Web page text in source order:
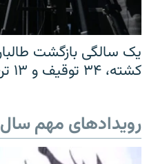
کشته، ۳۴ توقیف و ۱۳ تن لت‌وکوب شده‌اند
رویدادهای مهم سال